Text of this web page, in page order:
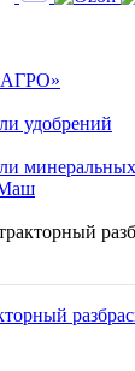
удобрений
минеральных